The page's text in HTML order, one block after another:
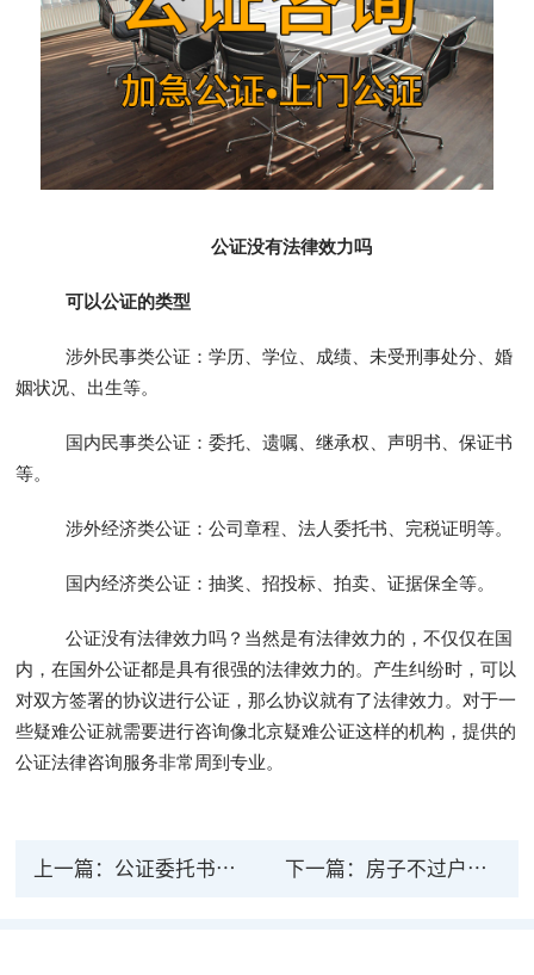
公证没有法律效力吗
可以公证的类型
涉外民事类公证：学历、学位、成绩、未受刑事处分、婚
姻状况、出生等。
国内民事类公证：委托、遗嘱、继承权、声明书、保证书
等。
涉外经济类公证：公司章程、法人委托书、完税证明等。
国内经济类公证：抽奖、招投标、拍卖、证据保全等。
公证没有法律效力吗？当然是有法律效力的，不仅仅在国
内，在国外公证都是具有很强的法律效力的。产生纠纷时，可以
对双方签署的协议进行公证，那么协议就有了法律效力。对于一
些疑难公证就需要进行咨询像北京疑难公证这样的机构，提供的
公证法律咨询服务非常周到专业。
上一篇： 公证委托书复印件有法律效力吗？公证复印件有法律效力？ 下一篇： 房子不过户只公证有没有法律效力？只公证不过户可以吗？